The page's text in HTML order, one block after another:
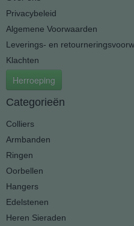
Privacybeleid
Algemene Voorwaarden
Leverings- en
Klachten
Herroeping
Categorieën
Colliers
Armbanden
Ringen
Oorbellen
Hangers
Edelstenen
Heren Sieraden